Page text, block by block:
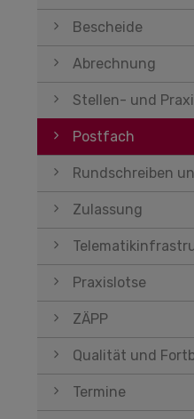
Bescheide
Abrechnung
Stellen- und
Postfach
Rundschreiben
Zulassung
Praxislotse
ZÄPP
Qualität und
Termine